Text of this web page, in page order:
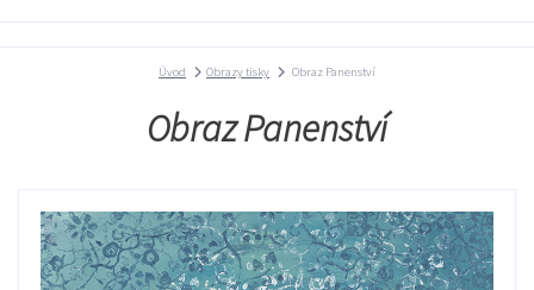
Úvod Obrazy tisky Obraz Panenství
Obraz Panenství